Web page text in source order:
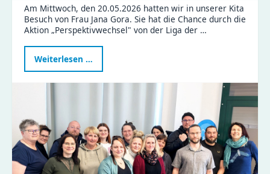
Am Mittwoch, den 20.05.2026 hatten wir in unserer Kita
Besuch von Frau Jana Gora. Sie hat die Chance durch die
Aktion „Perspektivwechsel" von der Liga der …
Weiterlesen …
Jana
Gora
Alltag
hautnah
beim
Perspektivwechsel
in
Wittgensdorf